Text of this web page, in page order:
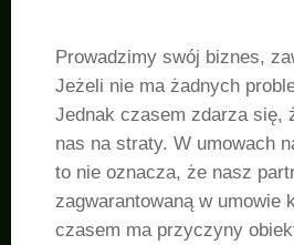
Prowadzimy swój biznes,
Jeżeli nie ma żadnych
Jednak czasem zdarza się,
nas na straty. W umowach
to nie oznacza, że nasz
zagwarantowaną w umowie
czasem ma przyczyny